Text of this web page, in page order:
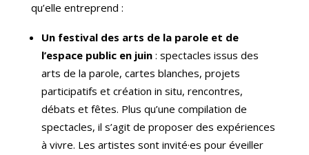
qu’elle entreprend :
Un festival des arts de la parole et de
l’espace public en juin : spectacles issus des
arts de la parole, cartes blanches, projets
participatifs et création in situ, rencontres,
débats et fêtes. Plus qu’une compilation de
spectacles, il s’agit de proposer des expériences
à vivre. Les artistes sont invité·es pour éveiller